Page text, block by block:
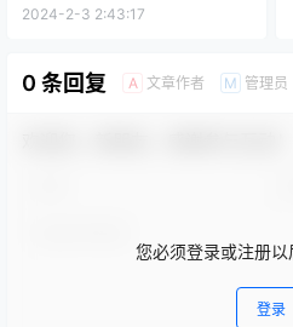
2024-2-3 2:43:17
0 条回复 A 文章作者 M 管理员
您必须登录或注册
登录